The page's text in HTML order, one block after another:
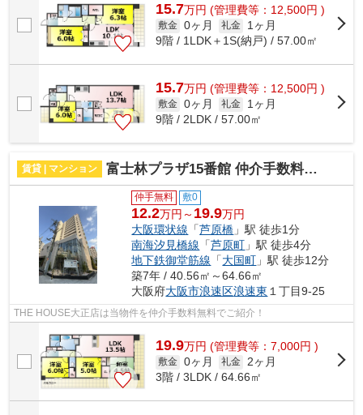
15.7万円 (管理費等：12,500円 )
敷金 0ヶ月 礼金
1ヶ月
9階 / 1LDK＋1S(納戸) / 57.00㎡
15.7万円 (管理費等：12,500円 )
敷金 0ヶ月 礼金
1ヶ月
9階 / 2LDK / 57.00㎡
賃貸 | マンション 富士林プラザ15番館 仲介手数料無料
仲手無料 敷0
12.2万円～ 19.9万円
大阪環状線 「芦原橋 」駅 徒歩1分
南海汐見橋線 「芦原町 」駅 徒歩4分
地下鉄御堂筋線 「大国町 」駅 徒歩12分
築7年 / 40.56㎡～64.66㎡
大阪府大阪市浪速区浪速東 １丁目9-25
THE HOUSE大正店は当物件を仲介手数料無料でご紹介！
19.9万円 (管理費等：7,000円 )
敷金 0ヶ月 礼金
2ヶ月
3階 / 3LDK / 64.66㎡